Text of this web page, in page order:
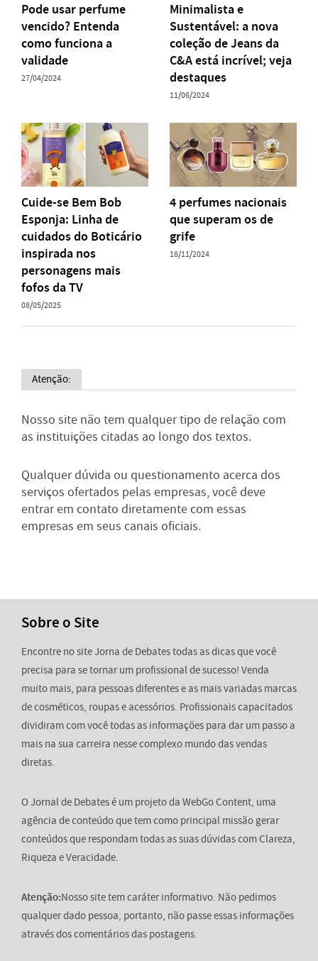
Pode usar perfume
vencido? Entenda
como funciona a
validade
27/04/2024
Minimalista e
Sustentável: a nova
coleção de Jeans da
C&A está incrível; veja
destaques
11/06/2024
Cuide-se Bem Bob
Esponja: Linha de
cuidados do Boticário
inspirada nos
personagens mais
fofos da TV
08/05/2025
4 perfumes nacionais
que superam os de
grife
18/11/2024
Atenção:
Nosso site não tem qualquer tipo de relação com
as instituições citadas ao longo dos textos.
Qualquer dúvida ou questionamento acerca dos
serviços ofertados pelas empresas, você deve
entrar em contato diretamente com essas
empresas em seus canais oficiais.
Sobre o Site
Encontre no site Jorna de Debates todas as dicas que você
precisa para se tornar um profissional de sucesso! Venda
muito mais, para pessoas diferentes e as mais variadas marcas
de cosméticos, roupas e acessórios. Profissionais capacitados
dividiram com você todas as informações para dar um passo a
mais na sua carreira nesse complexo mundo das vendas
diretas.
O Jornal de Debates é um projeto da WebGo Content, uma
agência de conteúdo que tem como principal missão gerar
conteúdos que respondam todas as suas dúvidas com Clareza,
Riqueza e Veracidade.
Atenção:Nosso site tem caráter informativo. Não pedimos
qualquer dado pessoa, portanto, não passe essas informações
através dos comentários das postagens.